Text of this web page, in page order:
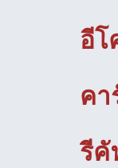
อีโ
คา
รีคั